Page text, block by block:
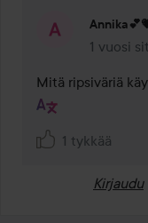
1 vuosi
Mitä ripsiväriä
1 tykkää
Kirjaudu